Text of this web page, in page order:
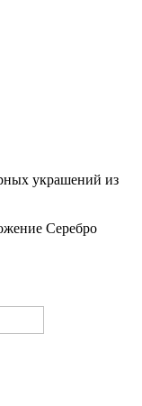
украшений из
Серебро